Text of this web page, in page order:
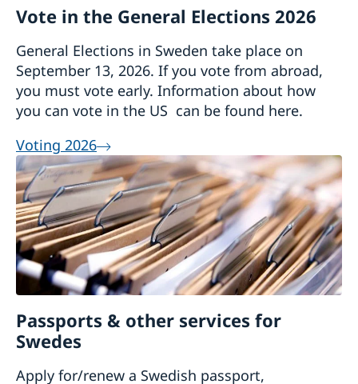
Vote in the General Elections 2026
General Elections in Sweden take place on
September 13, 2026. If you vote from abroad,
you must vote early. Information about how
you can vote in the US can be found here.
Voting 2026
Passports & other services for
Swedes
Apply for/renew a Swedish passport,